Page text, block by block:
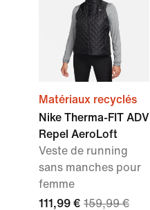
Matériaux recyclés
Nike Therma-FIT ADV
Repel AeroLoft
Veste de running
sans manches pour
femme
111,99 € 159,99 €